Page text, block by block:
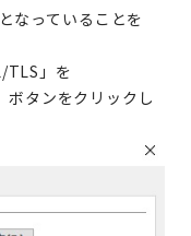
なっていることを
TLS」を
ボタンをクリックし